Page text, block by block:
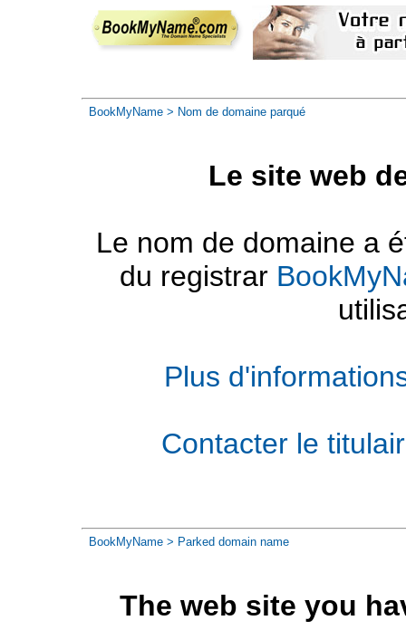
BookMyName > Nom de domaine parqué
Le site web
Le nom de domaine a
du registrar
Plus
Contacter le
BookMyName > Parked domain name
The web site you